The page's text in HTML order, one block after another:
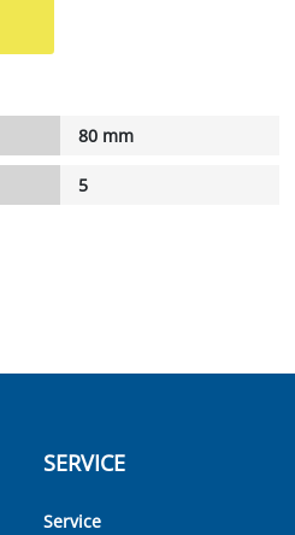
80 mm
5
SERVICE
Service